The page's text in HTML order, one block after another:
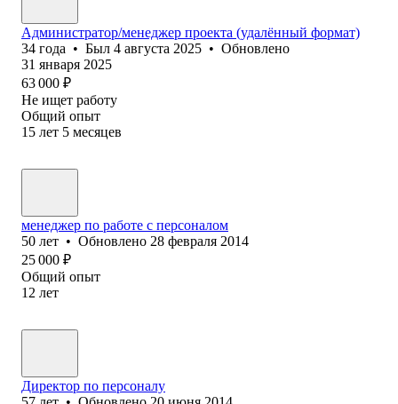
Администратор/менеджер проекта (удалённый формат)
34 года • Был 4 августа 2025 • Обновлено
31 января 2025
63 000 ₽
Не ищет работу
Общий опыт
15 лет 5 месяцев
менеджер по работе с персоналом
50 лет • Обновлено 28 февраля 2014
25 000 ₽
Общий опыт
12 лет
Директор по персоналу